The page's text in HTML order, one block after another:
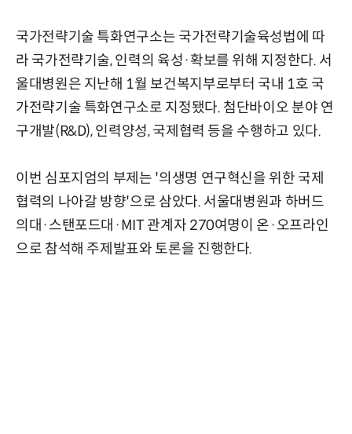
국가전략기술 특화연구소는 국가전략기술육성법에 따
라 국가전략기술, 인력의 육성·확보를 위해 지정한다. 서
울대병원은 지난해 1월 보건복지부로부터 국내 1호 국
가전략기술 특화연구소로 지정됐다. 첨단바이오 분야 연
구개발(R&D), 인력양성, 국제협력 등을 수행하고 있다.
이번 심포지엄의 부제는 '의생명 연구혁신을 위한 국제
협력의 나아갈 방향'으로 삼았다. 서울대병원과 하버드
의대·스탠포드대·MIT 관계자 270여명이 온·오프라인
으로 참석해 주제발표와 토론을 진행한다.